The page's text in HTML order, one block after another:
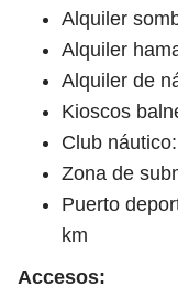
Alquiler
Alquiler
Alquiler de
Kioscos
Club
Zona de
Puerto
km
Accesos: